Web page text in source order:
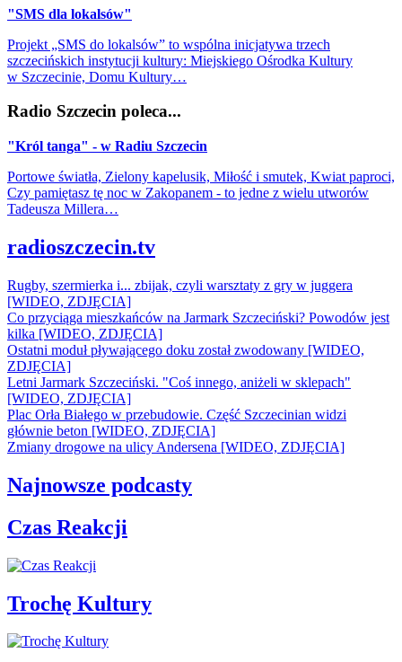
"SMS dla lokalsów"
Projekt „SMS do lokalsów” to wspólna inicjatywa trzech
szczecińskich instytucji kultury: Miejskiego Ośrodka Kultury
w Szczecinie, Domu Kultury…
Radio Szczecin poleca...
"Król tanga" - w Radiu Szczecin
Portowe światła, Zielony kapelusik, Miłość i smutek, Kwiat paproci,
Czy pamiętasz tę noc w Zakopanem - to jedne z wielu utworów
Tadeusza Millera…
radioszczecin.tv
Rugby, szermierka i... zbijak, czyli warsztaty z gry w juggera
[WIDEO, ZDJĘCIA]
Co przyciąga mieszkańców na Jarmark Szczeciński? Powodów jest
kilka [WIDEO, ZDJĘCIA]
Ostatni moduł pływającego doku został zwodowany [WIDEO,
ZDJĘCIA]
Letni Jarmark Szczeciński. "Coś innego, aniżeli w sklepach"
[WIDEO, ZDJĘCIA]
Plac Orła Białego w przebudowie. Część Szczecinian widzi
głównie beton [WIDEO, ZDJĘCIA]
Zmiany drogowe na ulicy Andersena [WIDEO, ZDJĘCIA]
Najnowsze podcasty
Czas Reakcji
Trochę Kultury